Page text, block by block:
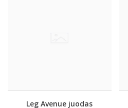
Leg Avenue juodas